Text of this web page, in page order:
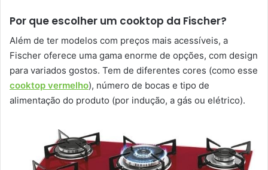
Por que escolher um cooktop da Fischer?
Além de ter modelos com preços mais acessíveis, a
Fischer oferece uma gama enorme de opções, com design
para variados gostos. Tem de diferentes cores (como esse
cooktop vermelho), número de bocas e tipo de
alimentação do produto (por indução, a gás ou elétrico).